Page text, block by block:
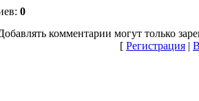
: 0
комментарии могут только
[ Регистрация |